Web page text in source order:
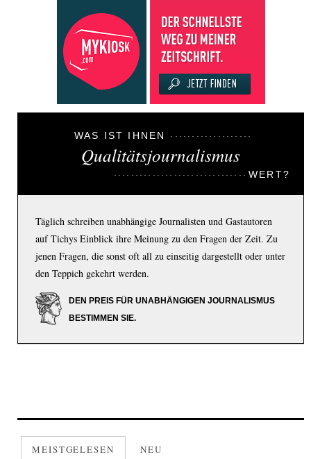
WAS IST IHNEN
Qualitätsjournalismus
WERT?
Täglich schreiben unabhängige Journalisten und Gastautoren
auf Tichys Einblick ihre Meinung zu den Fragen der Zeit. Zu
jenen Fragen, die sonst oft all zu einseitig dargestellt oder unter
den Teppich gekehrt werden.
DEN PREIS FÜR UNABHÄNGIGEN JOURNALISMUS
BESTIMMEN SIE.
MEISTGELESEN NEU